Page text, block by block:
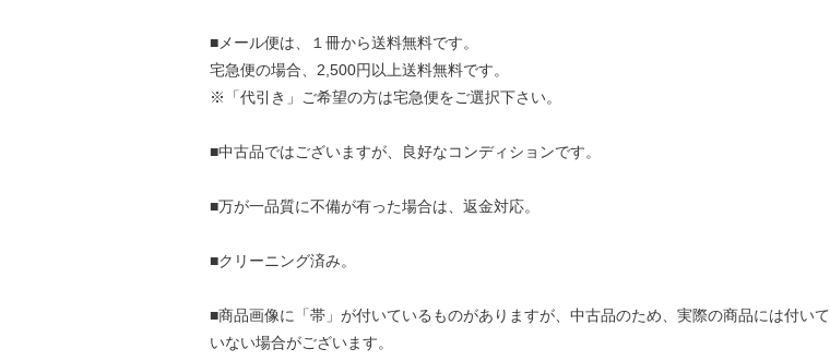
■メール便は、１冊から送料無料です。
宅急便の場合、2,500円以上送料無料です。
※「代引き」ご希望の方は宅急便をご選択下さい。
■中古品ではございますが、良好なコンディションです。
■万が一品質に不備が有った場合は、返金対応。
■クリーニング済み。
■商品画像に「帯」が付いているものがありますが、中古品のため、実際の商品には付いて
いない場合がございます。